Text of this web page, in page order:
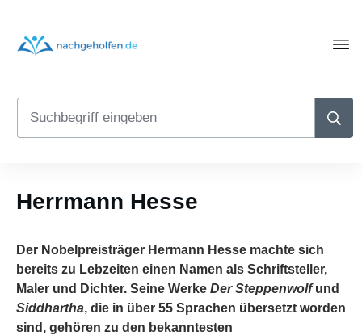
Herrmann Hesse
Der Nobelpreisträger Hermann Hesse machte sich
bereits zu Lebzeiten einen Namen als Schriftsteller,
Maler und Dichter. Seine Werke Der Steppenwolfund
Siddhartha, die in über 55 Sprachen übersetzt worden
sind, gehören zu den bekanntesten